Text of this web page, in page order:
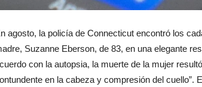
agosto, la policía de Connecticut encontró los
Suzanne Eberson, de 83, en una elegante
con la autopsia, la muerte de la mujer
en la cabeza y compresión del cuello”.